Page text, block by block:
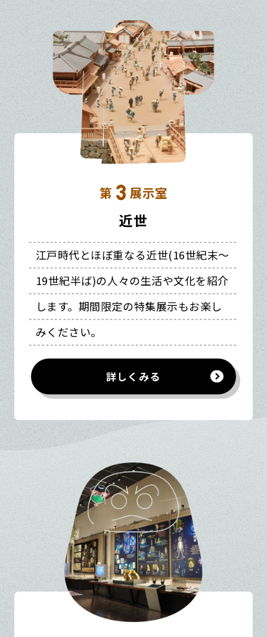
第 3 展示室
近世
江戸時代とほぼ重なる近世(16世紀末～
19世紀半ば)の人々の生活や文化を紹介
します。期間限定の特集展示もお楽し
みください。
詳しくみる